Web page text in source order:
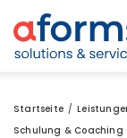
Zum Inhalt
Zum Menü
Zur Suche
Startseite
Schulung & Coaching